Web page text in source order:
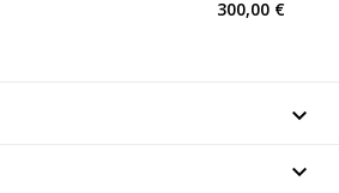
300,00 €

